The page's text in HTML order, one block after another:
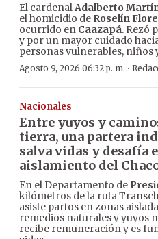
El cardenalAdalberto
el homicidio de Roselín
ocurrido en Caazapá. Rezó
y por un mayor cuidado
personas vulnerables, niños
Agosto 9, 2026 06:32 p. m. ·
Nacionales
Entre yuyos y
tierra, una partera
salva vidas y desafía
aislamiento del
En el Departamento de
kilómetros de la ruta
asiste partos en zonas
remedios naturales y yuyos
recibe remuneración y es